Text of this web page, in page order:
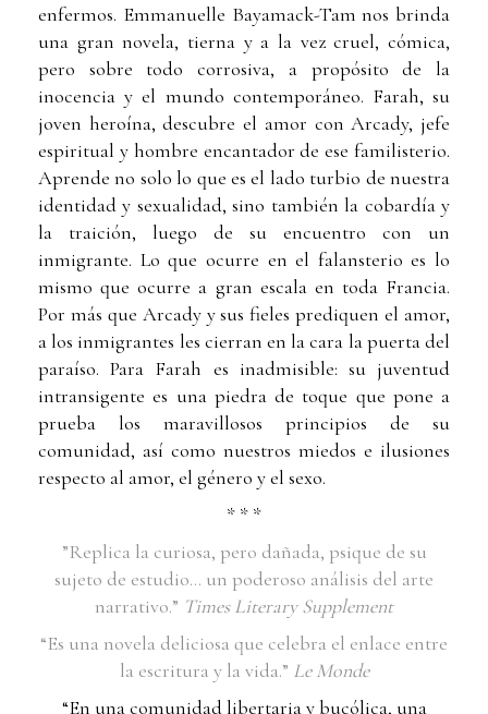
enfermos. Emmanuelle Bayamack-Tam nos brinda
una gran novela, tierna y a la vez cruel, cómica,
pero sobre todo corrosiva, a propósito de la
inocencia y el mundo contemporáneo. Farah, su
joven heroína, descubre el amor con Arcady, jefe
espiritual y hombre encantador de ese familisterio.
Aprende no solo lo que es el lado turbio de nuestra
identidad y sexualidad, sino también la cobardía y
la traición, luego de su encuentro con un
inmigrante. Lo que ocurre en el falansterio es lo
mismo que ocurre a gran escala en toda Francia.
Por más que Arcady y sus fieles prediquen el amor,
a los inmigrantes les cierran en la cara la puerta del
paraíso. Para Farah es inadmisible: su juventud
intransigente es una piedra de toque que pone a
prueba los maravillosos principios de su
comunidad, así como nuestros miedos e ilusiones
respecto al amor, el género y el sexo.
* * *
”Replica la curiosa, pero dañada, psique de su
sujeto de estudio… un poderoso análisis del arte
narrativo.” Times Literary Supplement
“Es una novela deliciosa que celebra el enlace entre
la escritura y la vida.” Le Monde
“En una comunidad libertaria y bucólica, una